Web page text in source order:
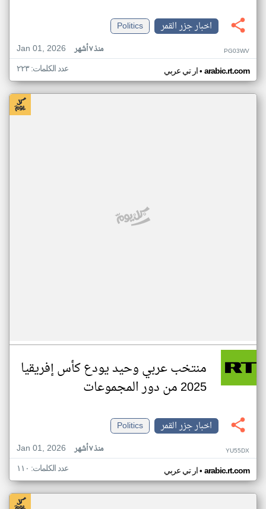
اخبار جزر القمر
Politics
Jan 01, 2026
منذ ٧ أشهر PG03WV
ار تي عربي• arabic.rt.com عدد الكلمات: ٢٢٣
منتخب عربي وحيد يودع كأس إفريقيا
2025 من دور المجموعات
اخبار جزر القمر
Politics
Jan 01, 2026
منذ ٧ أشهر YU55DX
ار تي عربي• arabic.rt.com عدد الكلمات: ١١٠